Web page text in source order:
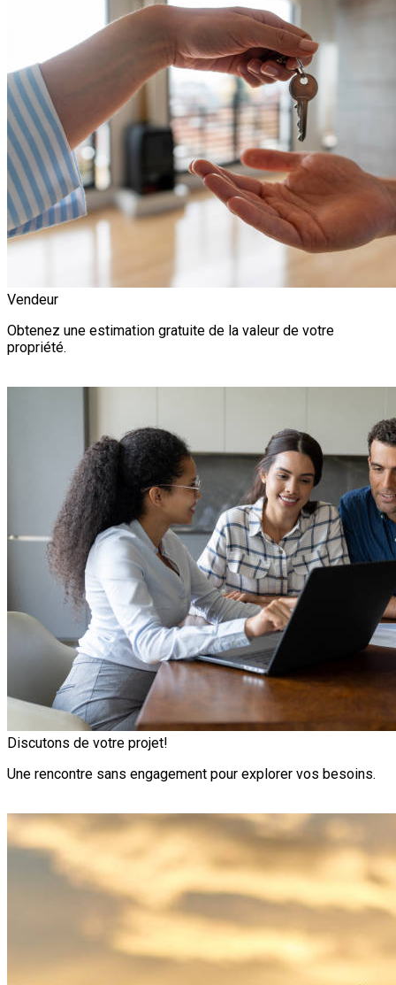
Vendeur
Obtenez une estimation gratuite de la valeur de votre
propriété.
Discutons de votre projet!
Une rencontre sans engagement pour explorer vos besoins.